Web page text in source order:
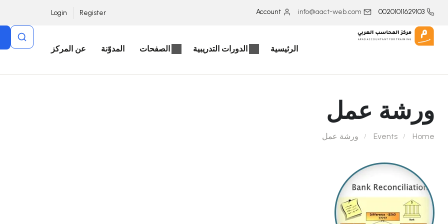
00201011629103
info@aact-web.com
Account
Register
Login
الرئيسية الدورات التدريبية الصفحات المدوّنة عن المركز
ورشة عمل
Home
Events ورشة عمل